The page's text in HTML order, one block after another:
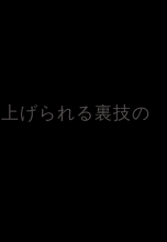
げられる裏技の